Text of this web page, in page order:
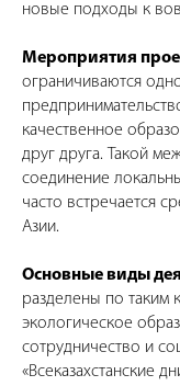
новые подходы к
Мероприятия
ограничиваются
качественное
друг друга. Такой
соединение
часто встречается
Азии.
Основные виды
разделены по таким
экологическое
сотрудничество и
«Всеказахстанские